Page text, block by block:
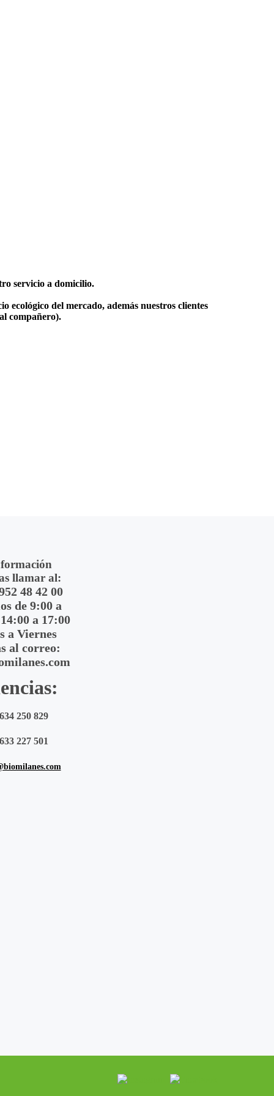
servicio a domicilio.
ecológico del mercado, además nuestros clientes
compañero).
llamar al:
48 42 00
de 9:00 a
a 17:00
a Viernes
al correo:
634 250 829
633 227 501